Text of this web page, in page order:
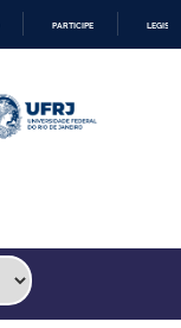
PARTICIPE